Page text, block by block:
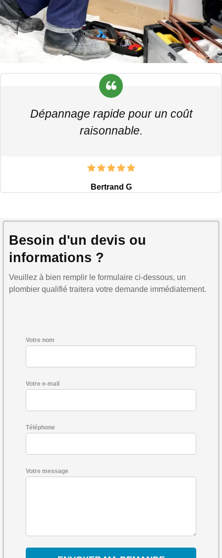
Dépannage rapide pour un coût
raisonnable.
Bertrand G
Besoin d'un devis ou
informations ?
Veuillez à bien remplir le formulaire ci-dessous, un
plombier qualifié traitera votre demande immédiatement.
Votre nom
Votre e-mail
Téléphone
Votre message